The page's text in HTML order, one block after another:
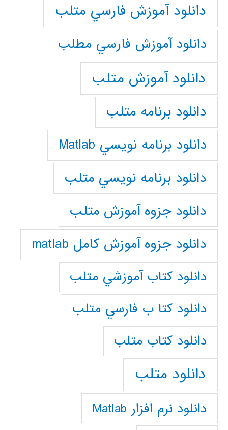
دانلود آموزش فارسي متلب
دانلود آموزش فارسي مطلب
دانلود آموزش متلب
دانلود برنامه متلب
دانلود برنامه نويسي Matlab
دانلود برنامه نويسي متلب
دانلود جزوه آموزش متلب
دانلود جزوه آموزش کامل matlab
دانلود كتاب آموزشي متلب
دانلود كتا ب فارسي متلب
دانلود كتاب متلب
دانلود متلب
دانلود نرم افزار Matlab